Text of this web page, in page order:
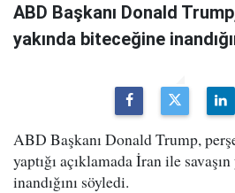
ABD Başkanı Donald
yakında biteceğine
ABD Başkanı Donald Trump,
yaptığı açıklamada İran ile
inandığını söyledi.